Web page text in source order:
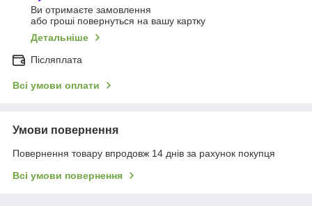
Ви отримаєте замовлення
або гроші повернуться на вашу картку
Детальніше
Післяплата
Всі умови оплати
Умови повернення
Повернення товару впродовж 14 днів за рахунок покупця
Всі умови повернення